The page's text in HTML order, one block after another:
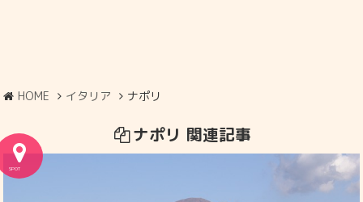
HOME イタリア ナポリ
ナポリ 関連記事